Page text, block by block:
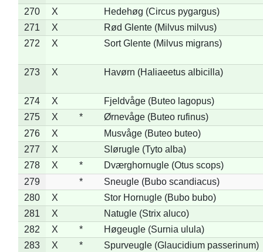
270 X
Hedehøg (Circus pygargus)
271
X
Rød Glente (Milvus milvus)
272
X Sort Glente (Milvus migrans)
273 X Havørn (Haliaeetus albicilla)
274 X
Fjeldvåge (Buteo lagopus)
275
X *
Ørnevåge (Buteo rufinus)
276
X
Musvåge (Buteo buteo)
277
X
Slørugle (Tyto alba)
278
X *
Dværghornugle (Otus scops)
279
*
Sneugle (Bubo scandiacus)
280
X
Stor Hornugle (Bubo bubo)
281
X
Natugle (Strix aluco)
282
X *
Høgeugle (Surnia ulula)
283
X *
Spurveugle (Glaucidium passerinum)